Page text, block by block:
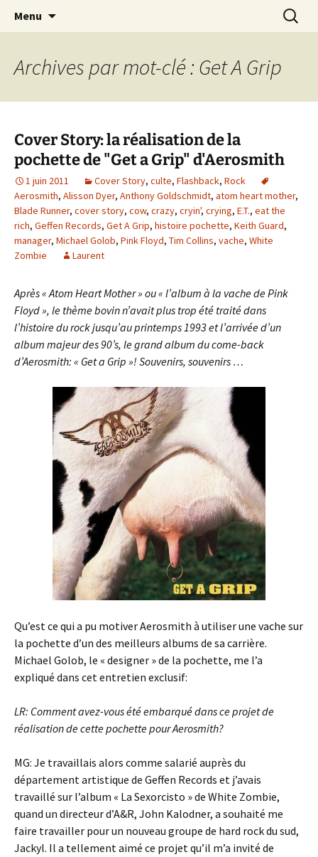
Laurent Rieppi
Journaliste musical · Historien du rock ·
Conférencier
Menu
Archives par mot-clé : Get A Grip
Cover Story: la réalisation de la
pochette de "Get a Grip" d'Aerosmith
1 juin 2011 Cover Story, culte, Flashback, Rock
Aerosmith, Alisson Dyer, Anthony Goldschmidt, atom heart mother,
Blade Runner, cover story, cow, crazy, cryin', crying, E.T., eat the
rich, Geffen Records, Get A Grip, histoire pochette, Keith Guard,
manager, Michael Golob, Pink Floyd, Tim Collins, vache, White
Zombie
Laurent
Après « Atom Heart Mother » ou « l’album à la vache de Pink
Floyd », le thème bovin n’avait plus trop été traité dans
l’histoire du rock jusqu’au printemps 1993 et l’arrivée d’un
album majeur des 90’s, le grand album du come-back
d’Aerosmith: « Get a Grip »! Souvenirs, souvenirs …
Qu’est ce qui a pu motiver Aerosmith à utiliser une vache sur
la pochette d’un des meilleurs albums de sa carrière.
Michael Golob, le « designer » de la pochette, me l’a
expliqué dans cet entretien exclusif:
LR: Comment avez-vous été embarqué dans ce projet de
réalisation de cette pochette pour Aerosmith?
MG: Je travaillais alors comme salarié auprès du
département artistique de Geffen Records et j’avais
travaillé sur l’album « La Sexorcisto » de White Zombie,
quand un directeur d’A&R, John Kalodner, a souhaité me
faire travailler pour un nouveau groupe de hard rock du sud,
Jackyl. Il a tellement aimé ce projet qu’il m’a invité de